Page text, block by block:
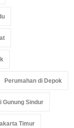
Perumahan di Depok
Gunung Sindur
Timur